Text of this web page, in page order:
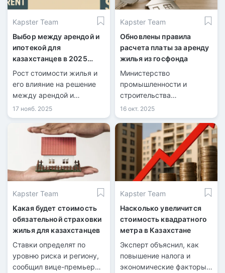
Kapster Team
Выбор между арендой и
ипотекой для
казахстанцев в 2025
году
Рост стоимости жилья и
его влияние на решение
между арендой и
ипотекой.
17 нояб. 2025
Kapster Team
Обновлены правила
расчета платы за аренду
жилья из госфонда
Министерство
промышленности и
строительства
скорректировало
методику расчета
арендной платы за жилье
из государственного
фонда.
16 окт. 2025
Kapster Team
Какая будет стоимость
обязательной страховки
жилья для казахстанцев
Ставки определят по
уровню риска и региону,
сообщил вице-премьер
Kapster Team
Насколько увеличится
стоимость квадратного
метра в Казахстане
Эксперт объяснил, как
повышение налога и
экономические факторы